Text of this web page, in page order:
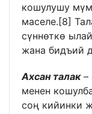
кошулушу
маселе. [8]
сүннөткө
жана бидъий
Ахсан талак–
менен
соң кийинки